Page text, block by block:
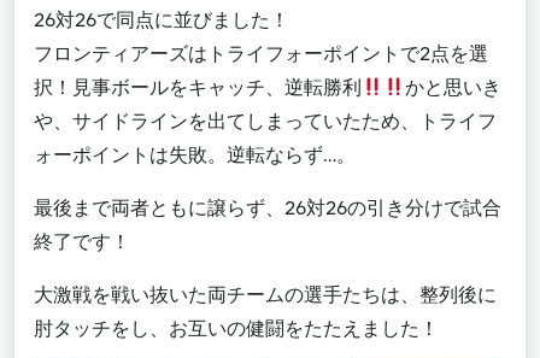
26対26で同点に並びました！
フロンティアーズはトライフォーポイントで2点を選
択！見事ボールをキャッチ、逆転勝利
かと思いき
や、サイドラインを出てしまっていたため、トライフ
ォーポイントは失敗。逆転ならず…。
最後まで両者ともに譲らず、26対26の引き分けで試合
終了です！
大激戦を戦い抜いた両チームの選手たちは、整列後に
肘タッチをし、お互いの健闘をたたえました！